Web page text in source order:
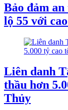
Bảo đảm
lộ 55 với
Liên danh
thầu hơn
Thủy